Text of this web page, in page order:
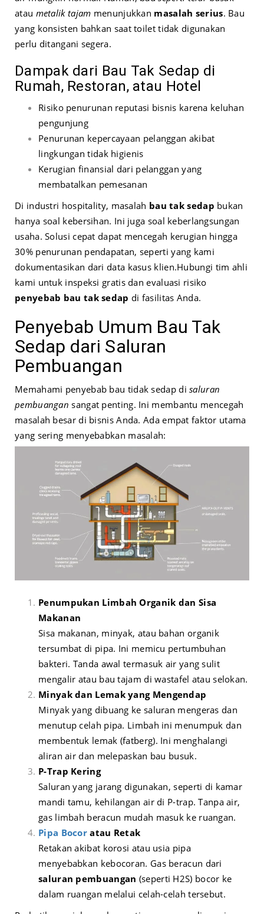
atau metalik tajam menunjukkan masalah serius. Bau
yang konsisten bahkan saat toilet tidak digunakan
perlu ditangani segera.
Dampak dari Bau Tak Sedap di
Rumah, Restoran, atau Hotel
Risiko penurunan reputasi bisnis karena keluhan
pengunjung
Penurunan kepercayaan pelanggan akibat
lingkungan tidak higienis
Kerugian finansial dari pelanggan yang
membatalkan pemesanan
Di industri hospitality, masalah bau tak sedap bukan
hanya soal kebersihan. Ini juga soal keberlangsungan
usaha. Solusi cepat dapat mencegah kerugian hingga
30% penurunan pendapatan, seperti yang kami
dokumentasikan dari data kasus klien.Hubungi tim ahli
kami untuk inspeksi gratis dan evaluasi risiko
penyebab bau tak sedap di fasilitas Anda.
Penyebab Umum Bau Tak
Sedap dari Saluran
Pembuangan
Memahami penyebab bau tidak sedap disaluran
pembuangan sangat penting. Ini membantu mencegah
masalah besar di bisnis Anda. Ada empat faktor utama
yang sering menyebabkan masalah:
Penumpukan Limbah Organik dan Sisa
Makanan
Sisa makanan, minyak, atau bahan organik
tersumbat di pipa. Ini memicu pertumbuhan
bakteri. Tanda awal termasuk air yang sulit
mengalir atau bau tajam di wastafel atau selokan.
Minyak dan Lemak yang Mengendap
Minyak yang dibuang ke saluran mengeras dan
menutup celah pipa. Limbah ini menumpuk dan
membentuk lemak (fatberg). Ini menghalangi
aliran air dan melepaskan bau busuk.
P-Trap Kering
Saluran yang jarang digunakan, seperti di kamar
mandi tamu, kehilangan air di P-trap. Tanpa air,
gas limbah beracun mudah masuk ke ruangan.
Pipa Bocor atau Retak
Retakan akibat korosi atau usia pipa
menyebabkan kebocoran. Gas beracun dari
saluran pembuangan (seperti H2S) bocor ke
dalam ruangan melalui celah-celah tersebut.